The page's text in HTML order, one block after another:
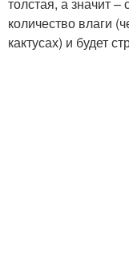
количество влаги
кактусах) и будет